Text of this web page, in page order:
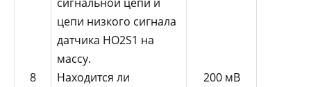
8
цепи низкого сигнала
датчика HO2S1 на
массу.
Находится ли
200 мВ